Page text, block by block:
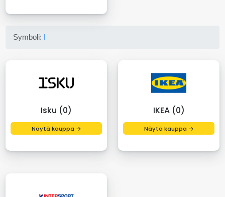
Symboli: I
Isku (0)
Näytä kauppa →
IKEA (0)
Näytä kauppa →